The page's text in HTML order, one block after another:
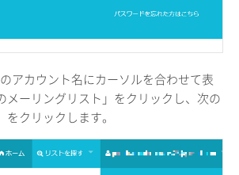
アカウント名にカーソルを合わせて表
メーリングリスト」をクリックし、次の
クリックします。